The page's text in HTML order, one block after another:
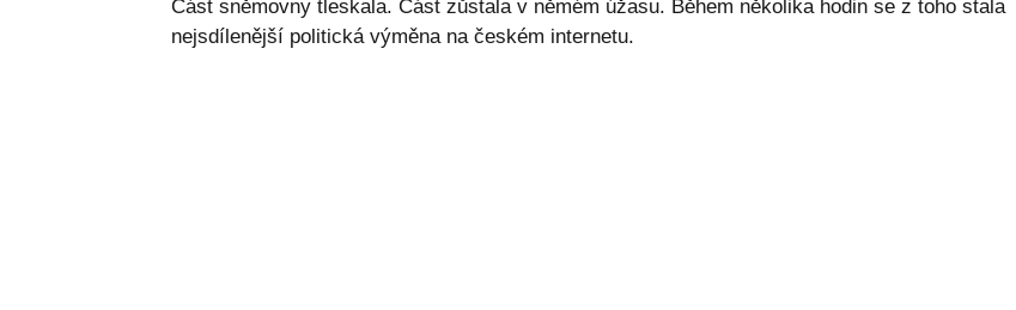
Část sněmovny tleskala. Část zůstala v němém úžasu. Během několika hodin se z toho stala
nejsdílenější politická výměna na českém internetu.